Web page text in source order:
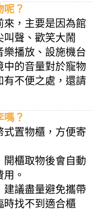
呢？
來，主要是因為館
聲、歡笑大鬧
樂播放、設施機台
中的音量對於寵物
有不便之處，還請
嗎？
式置物櫃，方便寄
開櫃取物後會自動
。
建議盡量避免攜帶
時找不到適合櫃